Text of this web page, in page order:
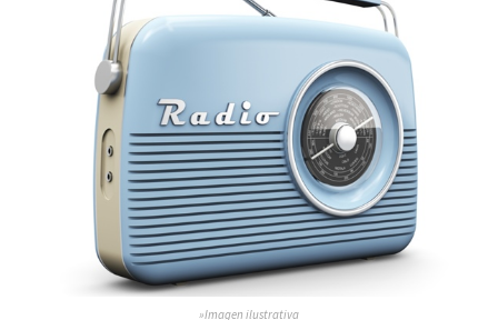
»Imagen ilustrativa